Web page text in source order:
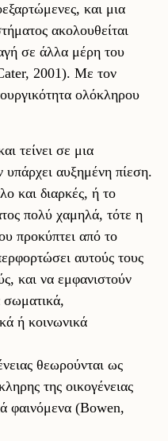
και μια
ακολουθείται
σε άλλα μέρη του
2001). Με τον
ολόκληρου
τείνει σε μια
υπάρχει αυξημένη πίεση.
και διαρκές, ή το
πολύ χαμηλά, τότε η
προκύπτει από το
αυτούς τους
και να εμφανιστούν
ή κοινωνικά
θεωρούνται ως
της οικογένειας
φαινόμενα (Bowen,